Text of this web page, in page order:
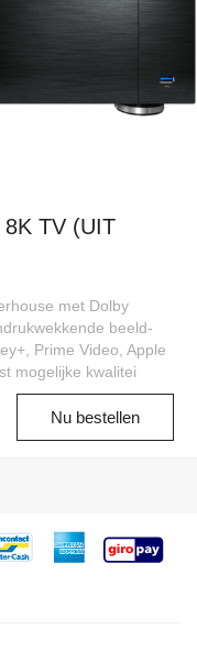
8K TV (UIT
met Dolby
beeld-
Prime Video, Apple
mogelijke kwalitei
Nu bestellen